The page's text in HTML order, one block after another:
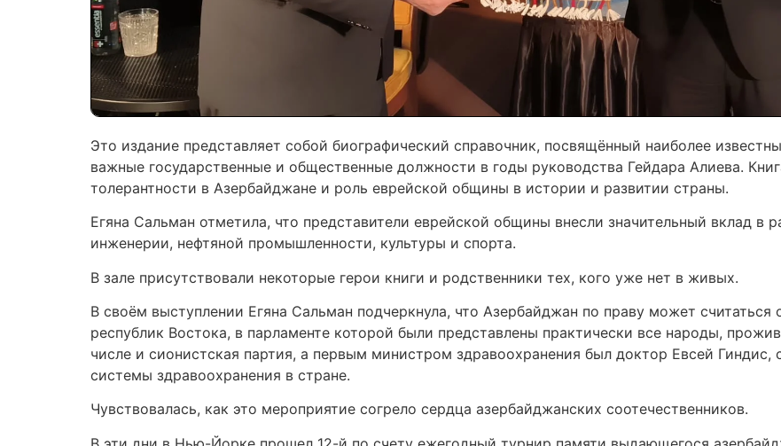
Это издание представляет собой биографический справочник, посвящённый наиболее
важные государственные и общественные должности в годы руководства Гейдара Алиева.
толерантности в Азербайджане и роль еврейской общины в истории и развитии страны.
Егяна Сальман отметила, что представители еврейской общины внесли значительный вклад в
инженерии, нефтяной промышленности, культуры и спорта.
В зале присутствовали некоторые герои книги и родственники тех, кого уже нет в живых.
В своём выступлении Егяна Сальман подчеркнула, что Азербайджан по праву может
республик Востока, в парламенте которой были представлены практически все народы,
числе и сионистская партия, а первым министром здравоохранения был доктор Евсей
системы здравоохранения в стране.
Чувствовалась, как это мероприятие согрело сердца азербайджанских соотечественников.